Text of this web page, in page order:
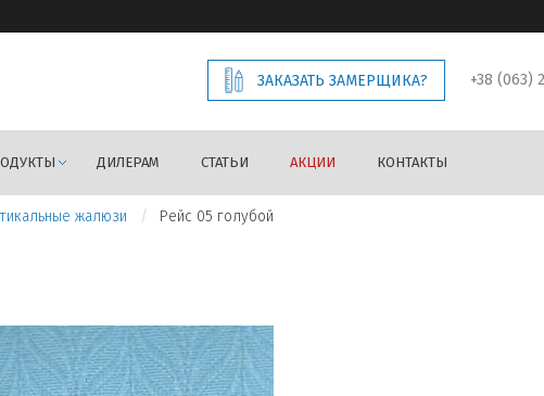
ЗАКАЗАТЬ ЗАМЕРЩИКА? +38 (063)
ДИЛЕРАМ СТАТЬИ АКЦИИ КОНТАКТЫ
жалюзи Рейс 05 голубой